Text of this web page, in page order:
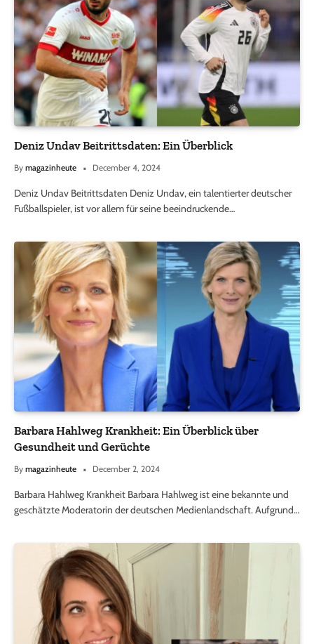
Deniz Undav Beitrittsdaten: Ein Überblick
By magazinheute December 4, 2024
Deniz Undav Beitrittsdaten Deniz Undav, ein talentierter deutscher
Fußballspieler, ist vor allem für seine beeindruckende…
Barbara Hahlweg Krankheit: Ein Überblick über
Gesundheit und Gerüchte
By magazinheute December 2, 2024
Barbara Hahlweg Krankheit Barbara Hahlweg ist eine bekannte und
geschätzte Moderatorin der deutschen Medienlandschaft. Aufgrund…